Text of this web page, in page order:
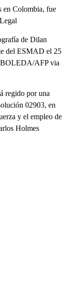
en Colombia, fue
de Dilan
del ESMAD el 25
AFP via
regido por una
02903, en
y el empleo de
Holmes